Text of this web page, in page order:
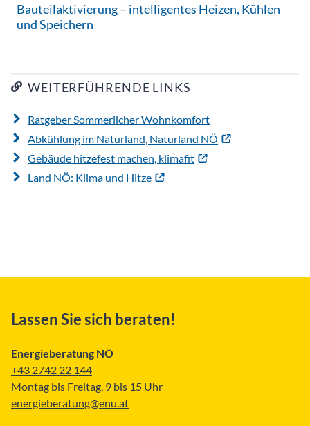
Bauteilaktivierung – intelligentes Heizen, Kühlen
und Speichern
WEITERFÜHRENDE LINKS
Ratgeber Sommerlicher Wohnkomfort
Abkühlung im Naturland, Naturland NÖ
Gebäude hitzefest machen, klimafit
Land NÖ: Klima und Hitze
Lassen Sie sich beraten!
Energieberatung NÖ
+43 2742 22 144
Montag bis Freitag, 9 bis 15 Uhr
energieberatung@enu.at